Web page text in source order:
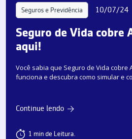
Seguros e Previdência 10/07/24
Seguro de Vida cobre
aqui!
Você sabia que Seguro de Vida cobre
funciona e descubra como simular e
Continue lendo
1 min de Leitura.